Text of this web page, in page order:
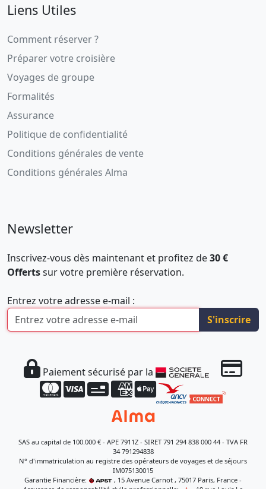
Liens Utiles
Comment réserver ?
Préparer votre croisière
Voyages de groupe
Formalités
Assurance
Politique de confidentialité
Conditions générales de vente
Conditions générales Alma
Newsletter
Inscrivez-vous dès maintenant et profitez de30 €
Offertssur votre première réservation.
Entrez votre adresse e-mail :
S'inscrire
Paiement sécurisé par la
SAS au capital de 100.000 € - APE 7911Z - SIRET 791 294 838 000 44 - TVA FR
34 791294838
N° d'immatriculation au registre des opérateurs de voyages et de séjours
IM075130015
Garantie Financière:
, 15 Avenue Carnot , 75017 Paris, France -